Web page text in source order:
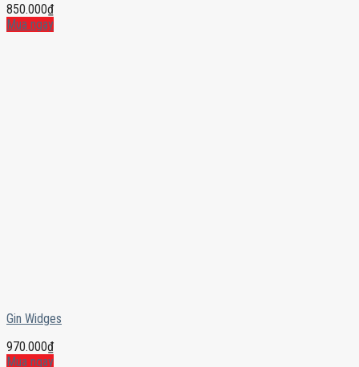
850.000₫
Mua ngay
Gin Widges
970.000₫
Mua ngay